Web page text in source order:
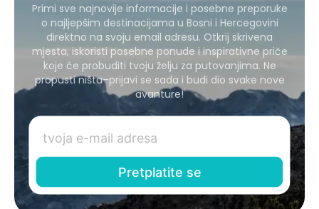
Primi sve najnovije informacije i posebne preporuke
o najljepšim destinacijama u Bosni i Hercegovini
direktno na svoju email adresu. Otkrij skrivena
mjesta, iskoristi posebne ponude i inspirativne priče
koje će probuditi tvoju želju za putovanjima. Ne
propusti ništa–prijavi se sada i budi dio svake nove
avanture!